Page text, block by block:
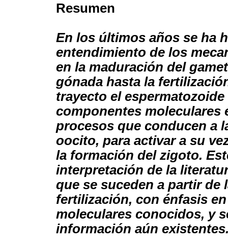
Resumen
En los últimos años se ha
entendimiento de los
en la maduración del
gónada hasta la
trayecto el
componentes moleculares
procesos que conducen a
oocito, para activar a su
la formación del zigoto.
interpretación de la
que se suceden a partir de
fertilización, con énfasis
moleculares conocidos, y
información aún